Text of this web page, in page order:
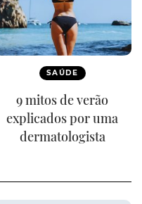
SAÚDE
9 mitos de verão
explicados por uma
dermatologista